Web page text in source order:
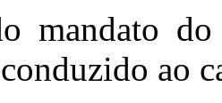
mandato
ao